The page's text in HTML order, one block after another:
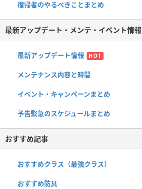
復帰者のやるべきことまとめ
最新アップデート・メンテ・イベント情報
最新アップデート情報 HOT
メンテナンス内容と時間
イベント・キャンペーンまとめ
予告緊急のスケジュールまとめ
おすすめ記事
おすすめクラス（最強クラス）
おすすめ防具